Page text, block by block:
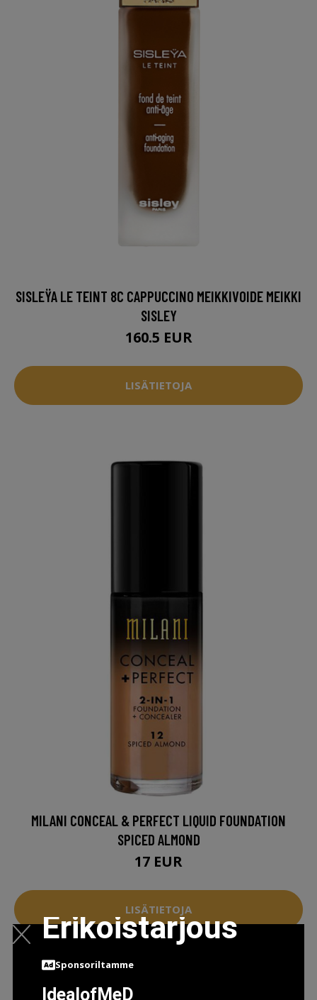
SISLEŸA LE TEINT 8C CAPPUCCINO MEIKKIVOIDE MEIKKI
SISLEY
160.5 EUR
LISÄTIETOJA
MILANI CONCEAL & PERFECT LIQUID FOUNDATION
SPICED ALMOND
17 EUR
LISÄTIETOJA
Erikoistarjous
Sponsoriltamme
IdealofMeD